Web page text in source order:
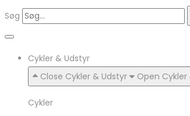
Søg
Cykler & Udstyr
Close Cykler & Udstyr
Open Cykler
Cykler